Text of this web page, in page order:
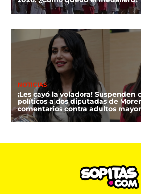
NOTICIAS
¡Les cayó la voladora! Suspenden
políticos a dos diputadas de
comentarios contra adultos